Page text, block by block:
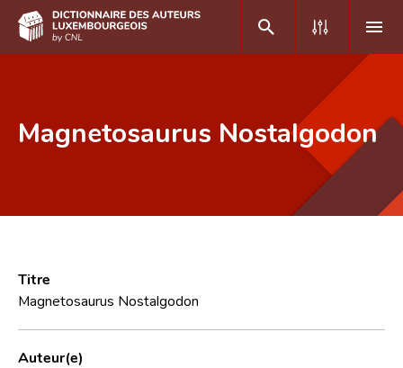
Foire aux questions
CNL
Équipe scientifique
Magnetosaurus Nostalgodon
Titre
Magnetosaurus Nostalgodon
Auteur(e)